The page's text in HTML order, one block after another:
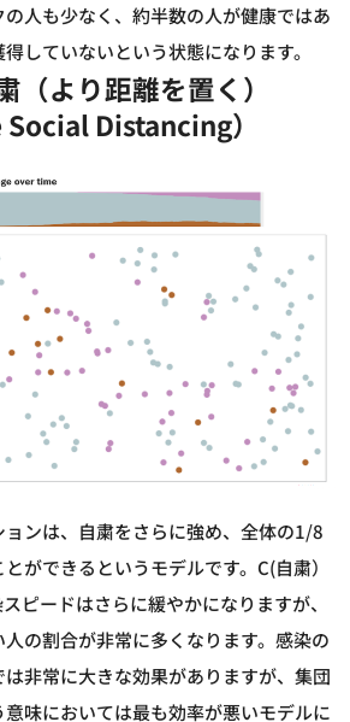
人も少なく、約半数の人が健康ではあ
していないという状態になります。
（より距離を置く）
Social Distancing）
ンは、自粛をさらに強め、全体の1/8
ができるというモデルです。C(自粛）
ピードはさらに緩やかになりますが、
の割合が非常に多くなります。感染の
非常に大きな効果がありますが、集団
味においては最も効率が悪いモデルに